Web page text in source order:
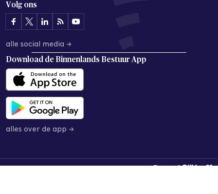
Volg ons
alle social media →
Download de Binnenlands Bestuur App
alles over de app →